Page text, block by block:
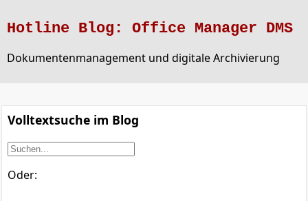
Hotline Blog: Office Manager DMS
Dokumentenmanagement und digitale Archivierung
Volltextsuche im Blog
Oder: